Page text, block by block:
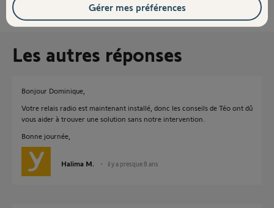
Les autres réponses
Bonjour Dominique,
Votre relais radio est maintenant installé, donc les conseils de Téo ont dû
vous aider à trouver une solution sans notre intervention.
Bonne journée,
Halima M. il y a presque 8 ans
Gérer mes préférences